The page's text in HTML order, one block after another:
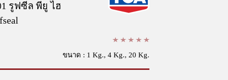
รูฟซีล พียู ไฮ
ขนาด : 1 Kg., 4 Kg., 20 Kg.